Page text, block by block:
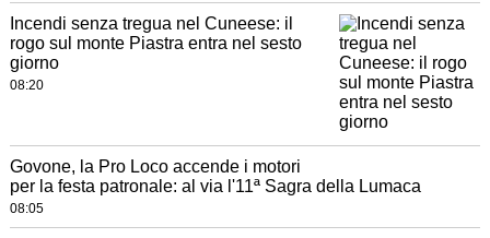
Incendi senza tregua nel Cuneese: il
rogo sul monte Piastra entra nel sesto
giorno
08:20
Govone, la Pro Loco accende i motori
per la festa patronale: al via l'11ª Sagra della Lumaca
08:05